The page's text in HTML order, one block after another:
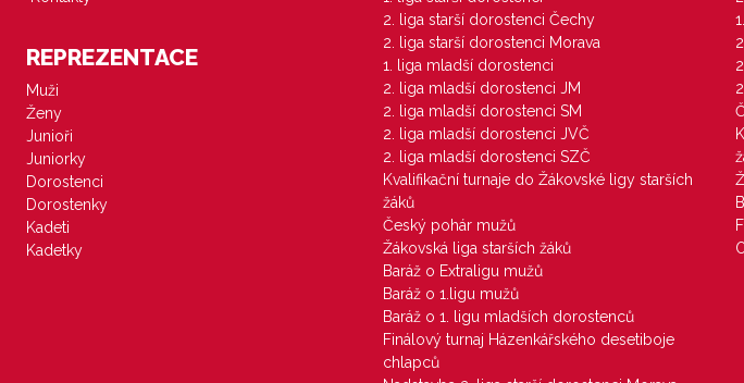
REPREZENTACE
Muži
Ženy
Junioři
Juniorky
Dorostenci
Dorostenky
Kadeti
Kadetky
2. liga starší dorostenci Čechy
2. liga starší dorostenci Morava
1. liga mladší dorostenci
2. liga mladší dorostenci JM
2. liga mladší dorostenci SM
2. liga mladší dorostenci JVČ
2. liga mladší dorostenci SZČ
Kvalifikační turnaje do Žákovské ligy starších
žáků
Český pohár mužů
Žákovská liga starších žáků
Baráž o Extraligu mužů
Baráž o 1.ligu mužů
Baráž o 1. ligu mladších dorostenců
Finálový turnaj Házenkářského desetiboje
chlapců